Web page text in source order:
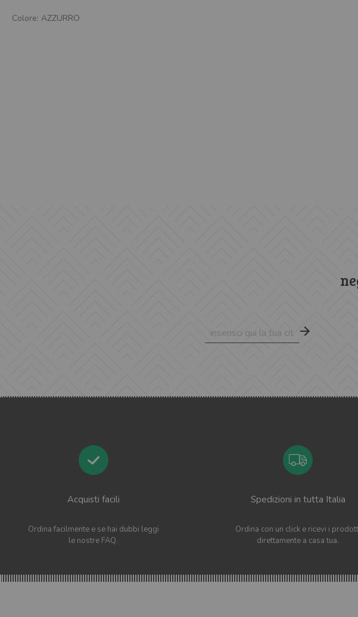
Colore: AZZURRO
Acquisti facili
Ordina facilmente e se hai dubbi leggi
le nostre FAQ.
Spedizioni in tutta Italia
Ordina con un click e ricevi i
direttamente a casa tua.